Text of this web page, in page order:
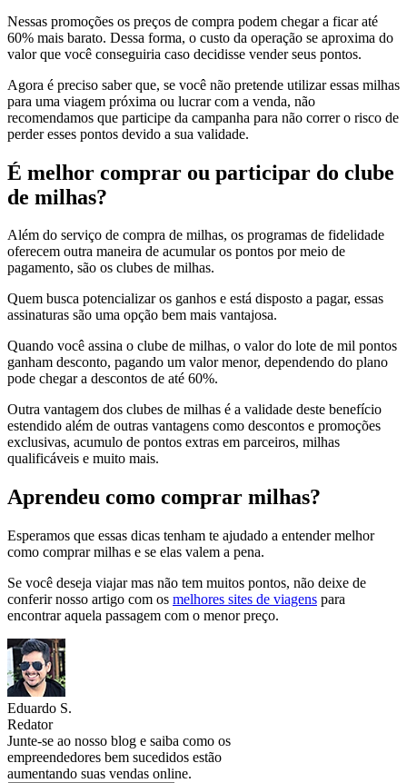
Nessas promoções os preços de compra podem chegar a ficar até
60% mais barato. Dessa forma, o custo da operação se aproxima do
valor que você conseguiria caso decidisse vender seus pontos.
Agora é preciso saber que, se você não pretende utilizar essas milhas
para uma viagem próxima ou lucrar com a venda, não
recomendamos que participe da campanha para não correr o risco de
perder esses pontos devido a sua validade.
É melhor comprar ou participar do clube
de milhas?
Além do serviço de compra de milhas, os programas de fidelidade
oferecem outra maneira de acumular os pontos por meio de
pagamento, são os clubes de milhas.
Quem busca potencializar os ganhos e está disposto a pagar, essas
assinaturas são uma opção bem mais vantajosa.
Quando você assina o clube de milhas, o valor do lote de mil pontos
ganham desconto, pagando um valor menor, dependendo do plano
pode chegar a descontos de até 60%.
Outra vantagem dos clubes de milhas é a validade deste benefício
estendido além de outras vantagens como descontos e promoções
exclusivas, acumulo de pontos extras em parceiros, milhas
qualificáveis e muito mais.
Aprendeu como comprar milhas?
Esperamos que essas dicas tenham te ajudado a entender melhor
como comprar milhas e se elas valem a pena.
Se você deseja viajar mas não tem muitos pontos, não deixe de
conferir nosso artigo com os melhores sites de viagens para
encontrar aquela passagem com o menor preço.
Eduardo S.
Redator
Junte-se ao nosso blog e saiba como os
empreendedores bem sucedidos estão
aumentando suas vendas online.